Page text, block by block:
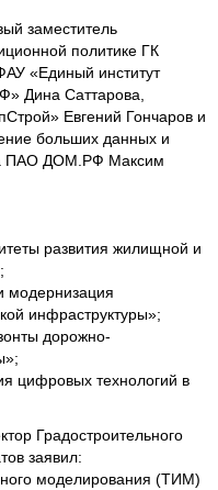
заместитель
политике ГК
«Единый институт
Дина Саттарова,
Евгений Гончаров и
больших данных и
ПАО ДОМ.РФ Максим
развития жилищной и
модернизация
инфраструктуры»;
дорожно-
цифровых технологий в
Градостроительного
заявил:
моделирования (ТИМ)